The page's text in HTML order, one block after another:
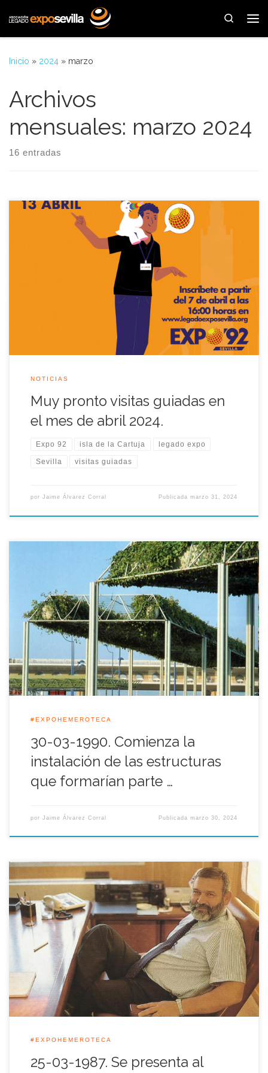
Saltar al contenido
Search
Inicio » 2024 » marzo
Archivos
mensuales: marzo 2024
16 entradas
NOTICIAS
Muy pronto visitas guiadas en
el mes de abril 2024.
Expo 92 isla de la Cartuja legado expo
Sevilla visitas guiadas
por Jaime Álvarez Corral Publicadamarzo 31, 2024
Más de 50.000 metros cuadrados de estructuras metálicas
estaban siendo instaladas en aquel final de mes de Marzo de
1990 en la Isla de la Cartuja de Sevilla para que a lo largo de
los próximos meses crecieran sobre ellas enredaderas hasta
tupirlas por completo. Cuando finalizaron este proceso se […]
#EXPOHEMEROTECA
30-03-1990. Comienza la
instalación de las estructuras
que formarían parte …
por Jaime Álvarez Corral Publicadamarzo 30, 2024
Manuel Olivencia confirmó aquella jornada en 1987 la
remodelación de su equipo, señalando que el Gobierno tenía
en sus manos una propuesta muy amplia y extensa que le fue
entregada en febrero de ese mismo año y que aprobaría el
Consejo de Ministros esa misma semana con el
nombramiento de […]
#EXPOHEMEROTECA
25-03-1987. Se presenta al